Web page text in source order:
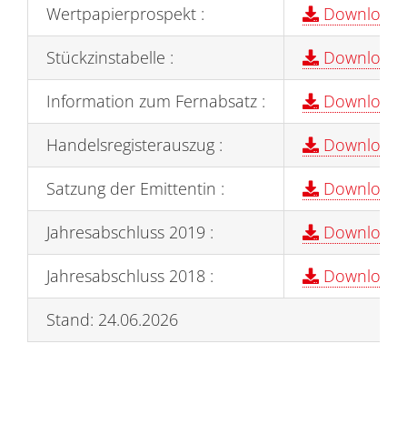
Wertpapierprospekt : Download
Stückzinstabelle :
Download
Information zum Fernabsatz :
Download
Handelsregisterauszug :
Download
Satzung der Emittentin :
Download
Jahresabschluss 2019 :
Download
Jahresabschluss 2018 :
Download
Stand: 24.06.2026